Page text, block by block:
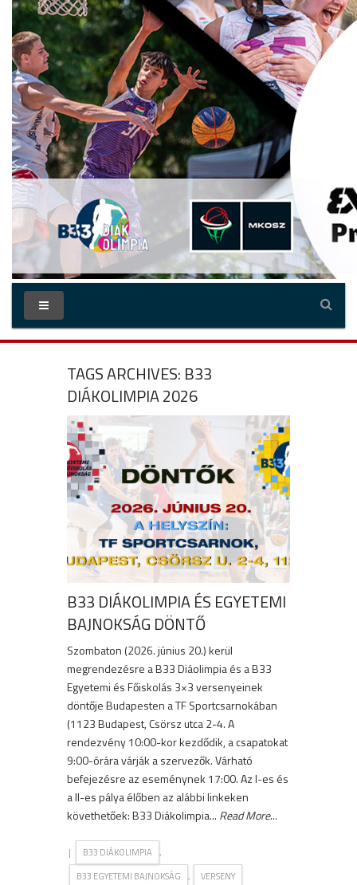
TAGS ARCHIVES: B33
DIÁKOLIMPIA 2026
B33 DIÁKOLIMPIA ÉS EGYETEMI
BAJNOKSÁG DÖNTŐ
Szombaton (2026. június 20.) kerül
megrendezésre a B33 Diáolimpia és a B33
Egyetemi és Főiskolás 3×3 versenyeinek
döntője Budapesten a TF Sportcsarnokában
(1123 Budapest, Csörsz utca 2-4. A
rendezvény 10:00-kor kezdődik, a csapatokat
9:00-órára várják a szervezők. Várható
befejezésre az eseménynek 17:00. Az I-es és
a II-es pálya élőben az alábbi linkeken
követhetőek: B33 Diákolimpia... Read More...
| B33 DIÁKOLIMPIA ,
B33 EGYETEMI BAJNOKSÁG , VERSENY